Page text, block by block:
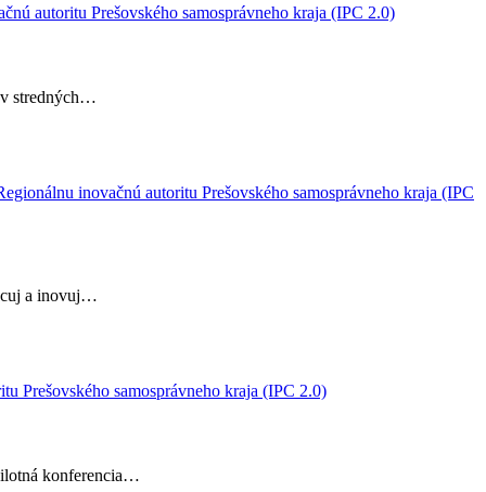
autoritu Prešovského samosprávneho kraja (IPC 2.0)
stredných…
inovačnú autoritu Prešovského samosprávneho kraja (IPC
a inovuj…
Prešovského samosprávneho kraja (IPC 2.0)
konferencia…